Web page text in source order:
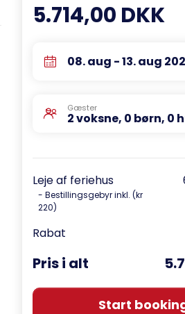
5.714,00 DKK
08. aug - 13. aug
Gæster
2 voksne, 0 børn, 0
Leje af feriehus
- Bestillingsgebyr inkl. (kr
220)
Rabat
Pris i alt
Start